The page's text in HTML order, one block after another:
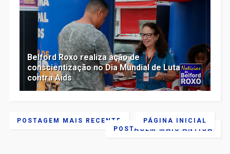
Belford Roxo realiza ação de
conscientização no Dia Mundial de Luta
contra Aids
POSTAGEM MAIS RECENTE
POSTAGEM MAIS ANTIGA
PÁGINA INICIAL